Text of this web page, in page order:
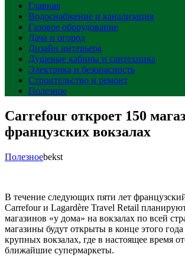
Главная
Водоснабжение и канализация
Газовое оборудование
Дача и огород
Дизайн интерьера
Душевые кабины и сантехника
Электрика и безопасность
Строительство и ремонт
Полезное
Carrefour откроет 150
французских вокзалах
Полезноеbekst
В течение следующих пяти лет
Carrefour и Lagardère Travel Retail
магазинов «у дома» на вокзалах по всей
магазины будут открыты в конце этого
крупных вокзалах, где в настоящее время
ближайшие супермаркеты.